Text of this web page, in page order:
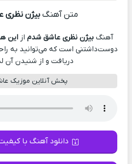
متن آهنگبیژن
آهنگبیژن نظری عاشق شدم ازاین
دوست‌داشتنی است که می‌توانید به
دریافت و از شنیدن آن
پخش آنلاین موزیک
دانلود آهنگ با کیفیت